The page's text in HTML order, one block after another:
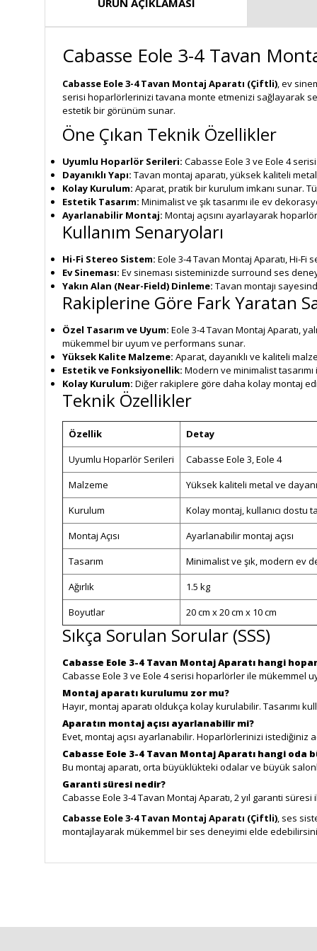
Cabasse Eole 3-4 Tavan
Cabasse Eole 3-4 Tavan Montaj Aparatı (Çiftli) , ev
serisi hoparlörlerinizi tavana monte etmenizi sağlayarak
estetik bir görünüm sunar.
Öne Çıkan Teknik Özellikler
Uyumlu Hoparlör Serileri: Cabasse Eole 3 ve Eole 4
Dayanıklı Yapı: Tavan montaj aparatı, yüksek kaliteli
Kolay Kurulum: Aparat, pratik bir kurulum imkanı sunar.
Estetik Tasarım: Minimalist ve şık tasarımı ile ev
Ayarlanabilir Montaj: Montaj açısını ayarlayarak
Kullanım Senaryoları
Hi-Fi Stereo Sistem: Eole 3-4 Tavan Montaj Aparatı, Hi-Fi
Ev Sineması: Ev sineması sisteminizde surround ses
Yakın Alan (Near-Field) Dinleme: Tavan montajı
Rakiplerine Göre Fark Yaratan
Özel Tasarım ve Uyum: Eole 3-4 Tavan Montaj Aparatı,
mükemmel bir uyum ve performans sunar.
Yüksek Kalite Malzeme: Aparat, dayanıklı ve kaliteli
Estetik ve Fonksiyonellik: Modern ve minimalist
Kolay Kurulum: Diğer rakiplere göre daha kolay montaj
Teknik Özellikler
Özellik
Detay
Uyumlu Hoparlör Serileri
Cabasse Eole 3, Eole 4
Malzeme
Yüksek kaliteli metal ve
Kurulum
Kolay montaj, kullanıcı dostu
Montaj Açısı
Ayarlanabilir montaj açısı
Tasarım
Minimalist ve şık, modern ev
Ağırlık
1.5 kg
Boyutlar
20 cm x 20 cm x 10 cm
Sıkça Sorulan Sorular (SSS)
Cabasse Eole 3-4 Tavan Montaj Aparatı hangi
Cabasse Eole 3 ve Eole 4 serisi hoparlörler ile mükemmel
Montaj aparatı kurulumu zor mu?
Hayır, montaj aparatı oldukça kolay kurulabilir. Tasarımı
Aparatın montaj açısı ayarlanabilir mi?
Evet, montaj açısı ayarlanabilir. Hoparlörlerinizi istediğiniz
Cabasse Eole 3-4 Tavan Montaj Aparatı hangi
Bu montaj aparatı, orta büyüklükteki odalar ve büyük
Garanti süresi nedir?
Cabasse Eole 3-4 Tavan Montaj Aparatı, 2 yıl garanti
Cabasse Eole 3-4 Tavan Montaj Aparatı (Çiftli) , ses
montajlayarak mükemmel bir ses deneyimi elde